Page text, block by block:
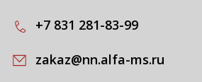
+7 831 281-83-99
zakaz@nn.alfa-ms.ru